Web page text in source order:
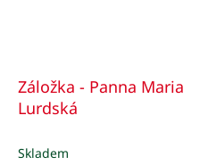
Záložka - Panna Maria
Lurdská
Skladem